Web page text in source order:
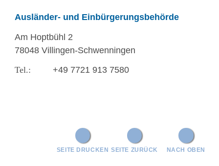
Ausländer- und Einbürgerungsbehörde
Am Hoptbühl 2
78048 Villingen-Schwenningen
+49 7721 913 7580
NACH OBEN
SEITE ZURÜCK
SEITE DRUCKEN